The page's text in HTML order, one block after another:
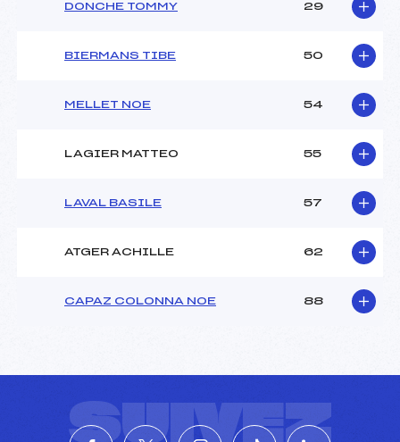
DONCHE TOMMY 29
BIERMANS TIBE 50
MELLET NOE 54
LAGIER MATTEO 55
LAVAL BASILE 57
ATGER ACHILLE 62
CAPAZ COLONNA NOE 88
SUIVEZ